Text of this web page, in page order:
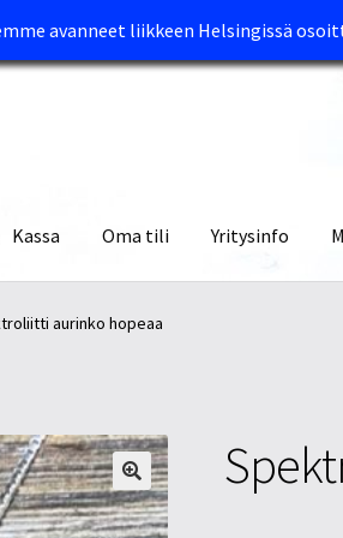
avanneet liikkeen Helsingissä
Kassa Oma tili Yritysinfo
Myymälät Oma tili
aurinko hopeaa